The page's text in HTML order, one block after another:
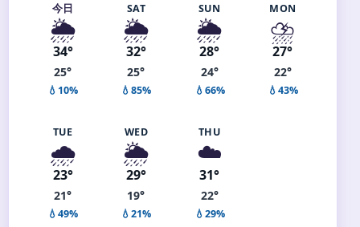
今日
🌦️
34°
25°
💧10%
SAT
🌦️
32°
25°
💧85%
SUN
🌦️
28°
24°
💧66%
MON
⛈️
27°
22°
💧43%
TUE
🌧️
23°
21°
💧49%
WED
🌦️
29°
19°
💧21%
THU
☁️
31°
22°
💧29%